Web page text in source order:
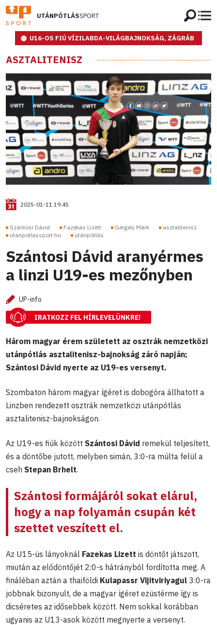
UTÁNPÓTLÁSSPORT
U16-OS FIÚ VÍZILABDA-VILÁGBAJNOKSÁG, ZÁGRÁB
ASZTALITENISZ
2025-01-11 19:45
Szántosi Dávid Fazekas Lizett Gergely Márk
asztalitenisz
utanpotlassport.hu
utánpótlás
Szántosi Dávid aranyérmes
a linzi U19-es mezőnyben
UP-info
IRATKOZZ FEL HÍRLEVELÜNKRE!
Három magyar érem született az osztrák nemzetközi
utánpótlás asztalitenisz-bajnokság záró napján;
Szántosi Dávid nyerte az U19-es versenyt.
Szombaton három magyar ígéret is dobogóra állhatott a
Linzben rendezett osztrák nemzetközi utánpótlás
asztalitenisz-bajnokságon.
Az U19-es fiúk között Szántosi Dávid remekül teljesített,
és a döntőbe jutott, melyben simán, 3:0-ra múlta felül a
cseh Stepan Brhelt.
Szántosi formájáról sokat elárul,
hogy a nap folyamán csupán két
szettet veszített el.
Az U15-üs lányoknál Fazekas Lizett is döntőt játszott,
miután az elődöntőjét 2:0-s hátrányból fordította meg. A
fináléban aztán a thaiföldi Kulapassr Vijitviriyagul 3:0-ra
jobbnak bizonyult, de a magyar ígéret ezüstérme így is
dicséretes az idősebbek között. Nem sokkal korábban
ugyanis az U13-asok között megnyerte a versenyt.